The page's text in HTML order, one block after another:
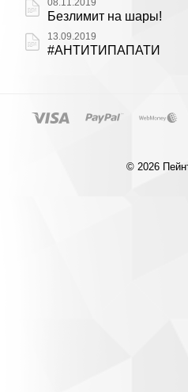
08.11.2019
Безлимит на шары!
13.09.2019
#АНТИТИПАПАТИ
© 2026